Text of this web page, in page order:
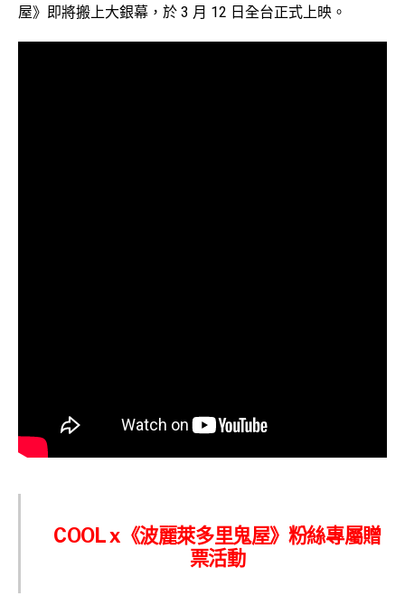
屋》即將搬上大銀幕，於 3 月 12 日全台正式上映。
COOL x《波麗萊多里鬼屋》粉絲專屬贈
票活動